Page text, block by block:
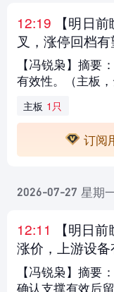
12:19 【明日前
叉，涨停回档
【冯锐枭】摘要
有效性。（主板，
主板 1只
订阅
2026-07-27 星期
12:11 【明日前
涨价，上游设
【冯锐枭】摘要
确认支撑有效后